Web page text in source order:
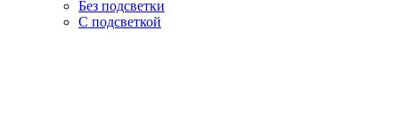
Без подсветки
С подсветкой